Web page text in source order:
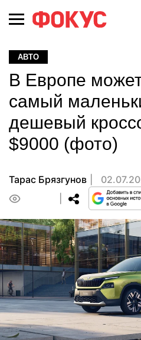
АВТО
В Европе
самый
дешевый
$9000 (фото)
Тарас Брязгунов